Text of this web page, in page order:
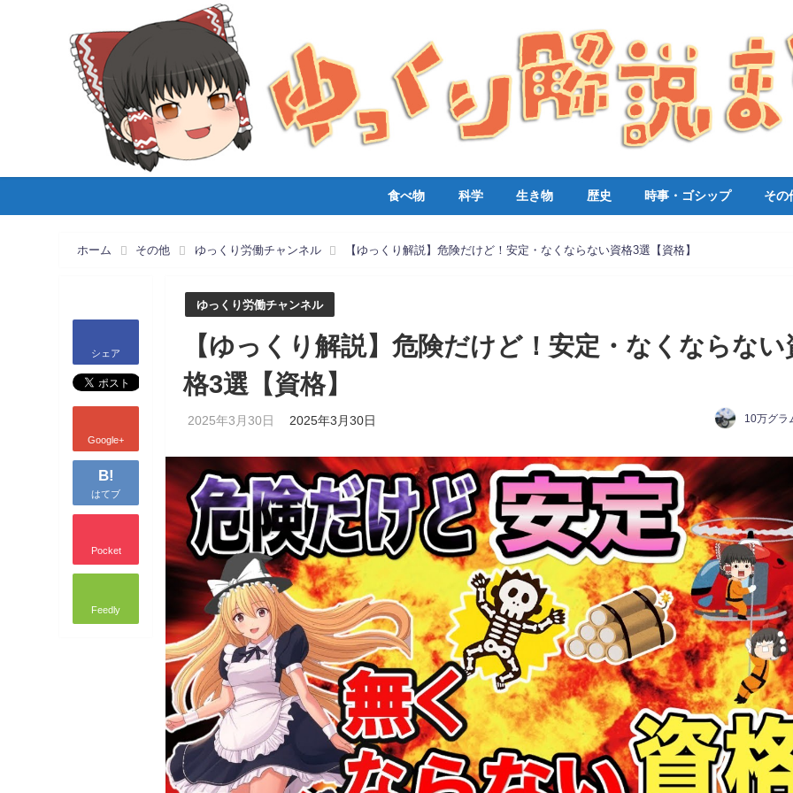
食べ物 科学 生き物 歴史 時事・ゴシップ その
ホーム その他 ゆっくり労働チャンネル 【ゆっくり解説】危険だけど！安定・なくならない資格3選【資格】
シェア
Google+
B!
はてブ
Pocket
Feedly
ゆっくり労働チャンネル
【ゆっくり解説】危険だけど！安定・なくならない
格3選【資格】
2025年3月30日 2025年3月30日 10万グラ